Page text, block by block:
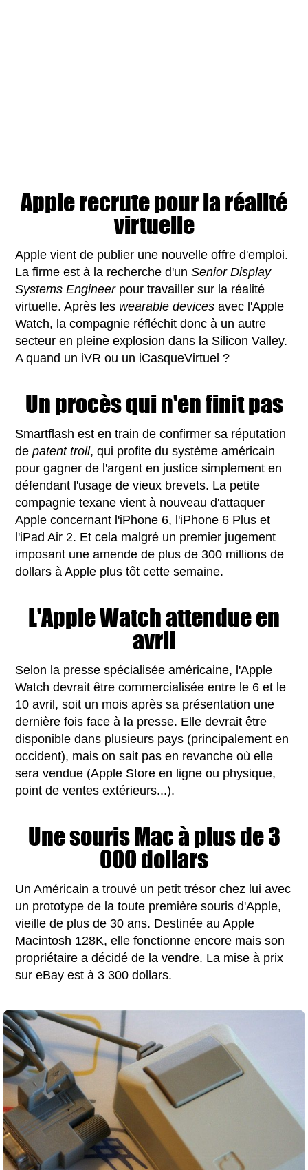
Apple recrute pour la réalité
virtuelle
Apple vient de publier une nouvelle offre d'emploi.
La firme est à la recherche d'unSenior Display
Systems Engineerpour travailler sur la réalité
virtuelle. Après les wearable devices avec l'Apple
Watch, la compagnie réfléchit donc à un autre
secteur en pleine explosion dans la Silicon Valley.
A quand un iVR ou un iCasqueVirtuel ?
Un procès qui n'en finit pas
Smartflash est en train de confirmer sa réputation
depatent troll, qui profite du système américain
pour gagner de l'argent en justice simplement en
défendant l'usage de vieux brevets. La petite
compagnie texane vient à nouveau d'attaquer
Apple concernant l'iPhone 6, l'iPhone 6 Plus et
l'iPad Air 2. Et cela malgré un premier jugement
imposant une amende de plus de 300 millions de
dollars à Apple plus tôt cette semaine.
L'Apple Watch attendue en
avril
Selon la presse spécialisée américaine, l'Apple
Watch devrait être commercialisée entre le 6 et le
10 avril, soit un mois après sa présentation une
dernière fois face à la presse. Elle devrait être
disponible dans plusieurs pays (principalement en
occident), mais on sait pas en revanche où elle
sera vendue (Apple Store en ligne ou physique,
point de ventes extérieurs...).
Une souris Mac à plus de 3
000 dollars
Un Américain a trouvé un petit trésor chez lui avec
un prototype de la toute première souris d'Apple,
vieille de plus de 30 ans. Destinée au Apple
Macintosh 128K, elle fonctionne encore mais son
propriétaire a décidé de la vendre. La mise à prix
sur eBay est à 3 300 dollars.